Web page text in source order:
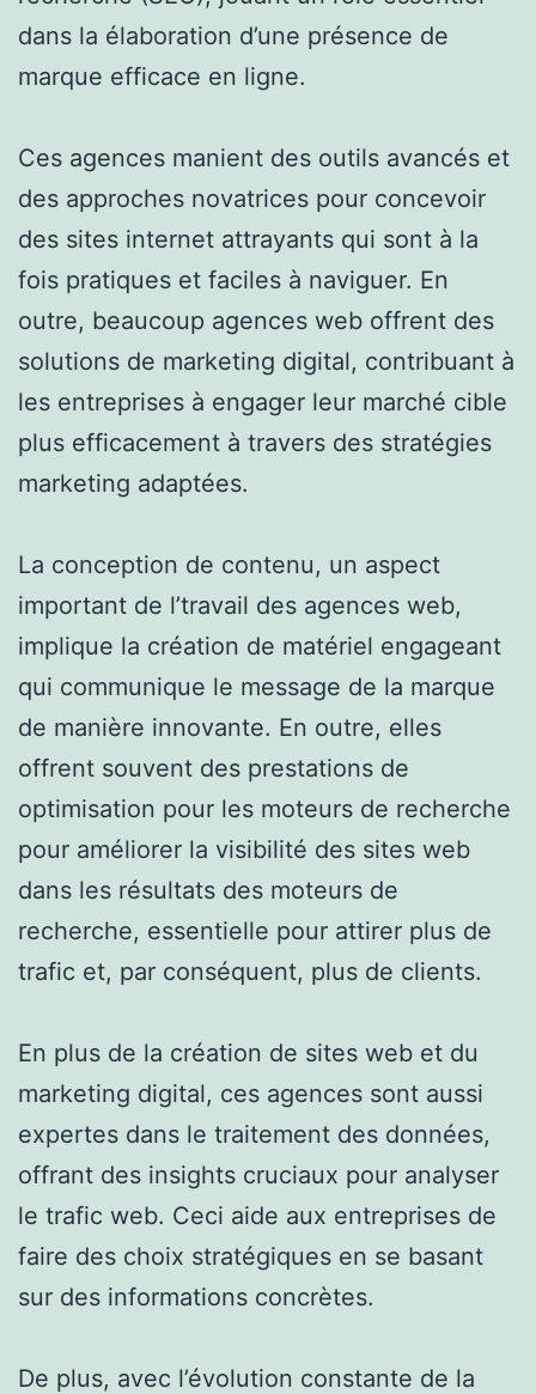
dans la élaboration d’une présence de
marque efficace en ligne.
Ces agences manient des outils avancés et
des approches novatrices pour concevoir
des sites internet attrayants qui sont à la
fois pratiques et faciles à naviguer. En
outre, beaucoup agences web offrent des
solutions de marketing digital, contribuant à
les entreprises à engager leur marché cible
plus efficacement à travers des stratégies
marketing adaptées.
La conception de contenu, un aspect
important de l’travail des agences web,
implique la création de matériel engageant
qui communique le message de la marque
de manière innovante. En outre, elles
offrent souvent des prestations de
optimisation pour les moteurs de recherche
pour améliorer la visibilité des sites web
dans les résultats des moteurs de
recherche, essentielle pour attirer plus de
trafic et, par conséquent, plus de clients.
En plus de la création de sites web et du
marketing digital, ces agences sont aussi
expertes dans le traitement des données,
offrant des insights cruciaux pour analyser
le trafic web. Ceci aide aux entreprises de
faire des choix stratégiques en se basant
sur des informations concrètes.
De plus, avec l’évolution constante de la